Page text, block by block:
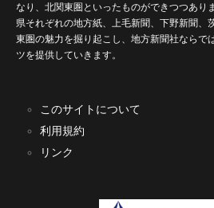
なり、北関東圏といったものができつつあり
県それぞれの地方紙、上毛新聞、下野新聞、
東圏の魅力を掘り起こし、地方新聞社ならで
ツを提供していきます。
このサイトについて
利用規約
リンク